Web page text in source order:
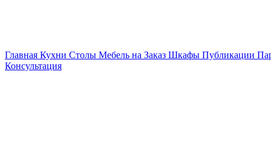
Главная Кухни Столы Мебель на Заказ Шкафы Публикации
Консультация